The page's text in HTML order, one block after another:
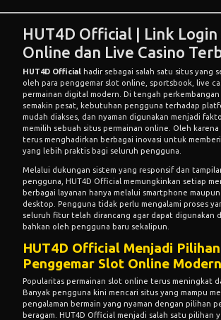
HUT4D Official | Link
Online dan Live Casino
HUT4D Official hadir sebagai salah satu situs yang
oleh para penggemar slot online, sportsbook, live
permainan digital modern. Di tengah
semakin pesat, kebutuhan pengguna terhadap
mudah diakses, dan nyaman digunakan menjadi
memilih sebuah situs permainan online. Oleh
terus menghadirkan berbagai inovasi untuk
yang lebih praktis bagi seluruh pengguna.
Melalui dukungan sistem yang responsif dan
pengguna, HUT4D Official memungkinkan setiap
berbagai layanan hanya melalui smartphone
desktop. Pengguna tidak perlu mengalami proses
seluruh fitur telah dirancang agar dapat digunakan
bahkan oleh pengguna baru sekalipun.
HUT4D Official Menjadi Pilihan
Penggemar Slot Online Modern
Popularitas permainan slot online terus meningkat
Banyak pengguna kini mencari situs yang mampu
pengalaman bermain yang nyaman dengan pilihan
beragam. HUT4D Official menjadi salah satu pilihan